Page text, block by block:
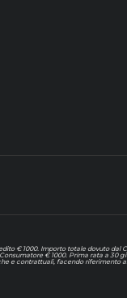
€ 1000. Importo totale dovuto
€ 1000. Prima rata a 30
contrattuali, facendo riferimento